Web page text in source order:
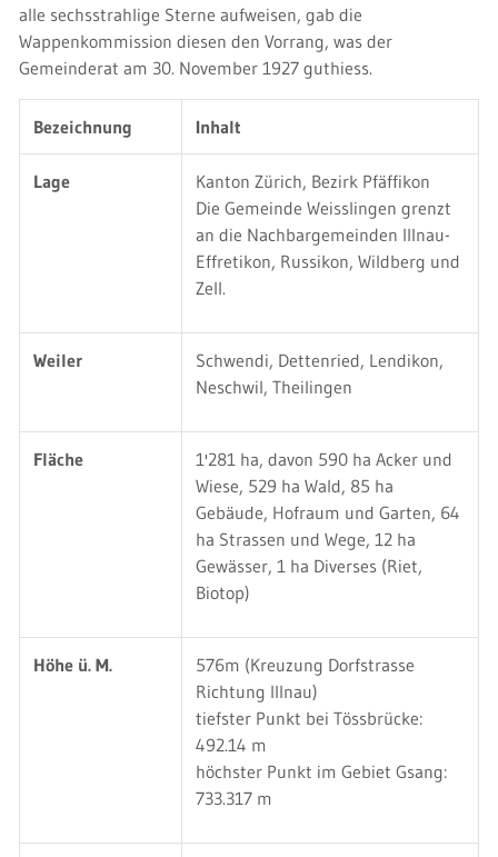
alle sechsstrahlige Sterne aufweisen, gab die
Wappenkommission diesen den Vorrang, was der
Gemeinderat am 30. November 1927 guthiess.
Bezeichnung Inhalt
Lage
Kanton Zürich, Bezirk Pfäffikon
Die Gemeinde Weisslingen grenzt
an die Nachbargemeinden Illnau-
Effretikon, Russikon, Wildberg und
Zell.
Weiler
Schwendi, Dettenried, Lendikon,
Neschwil, Theilingen
Fläche
1'281 ha, davon 590 ha Acker und
Wiese, 529 ha Wald, 85 ha
Gebäude, Hofraum und Garten, 64
ha Strassen und Wege, 12 ha
Gewässer, 1 ha Diverses (Riet,
Biotop)
Höhe ü. M.
576m (Kreuzung Dorfstrasse
Richtung Illnau)
tiefster Punkt bei Tössbrücke:
492.14 m
höchster Punkt im Gebiet Gsang:
733.317 m